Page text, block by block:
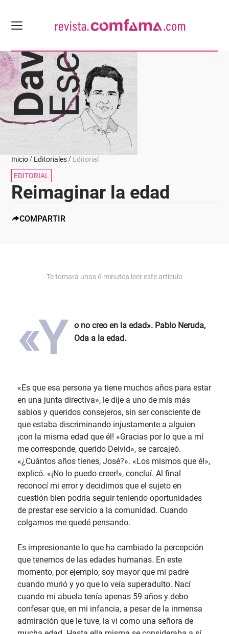
Inicio Editoriales Editorial
DavidEscobar
EDITORIAL
Reimaginar la edad
COMPARTIR
Te tomará unos 6 minutos leer este artículo
«Y
o no creo en la edad». Pablo Neruda,
Oda a la edad.
«Es que esa persona ya tiene muchos años para estar
en una junta directiva», le dije a uno de mis más
sabios y queridos consejeros, sin ser consciente de
que estaba discriminando injustamente a alguien
¡con la misma edad que él! «Gracias por lo que a mí
me corresponde, querido Deivid», se carcajeó.
«¿Cuántos años tienes, José?». «Los mismos que él»,
explicó. «¡No lo puedo creer!», concluí. Al final
reconocí mi error y decidimos que el sujeto en
cuestión bien podría seguir teniendo oportunidades
de prestar ese servicio a la comunidad. Cuando
colgamos me quedé pensando.
Es impresionante lo que ha cambiado la percepción
que tenemos de las edades humanas. En este
momento, por ejemplo, soy mayor que mi padre
cuando murió y yo que lo veía superadulto. Nací
cuando mi abuela tenía apenas 59 años y debo
confesar que, en mi infancia, a pesar de la inmensa
admiración que le tuve, la vi como una señora de